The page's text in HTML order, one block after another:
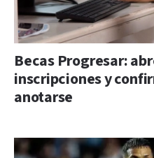
Becas Progresar:
inscripciones y
anotarse